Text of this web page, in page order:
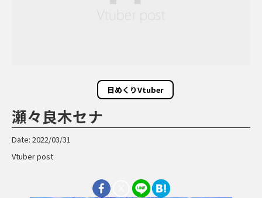
日めくりVtuber
瀬々良木セナ
Date: 2022/03/31
Vtuber post